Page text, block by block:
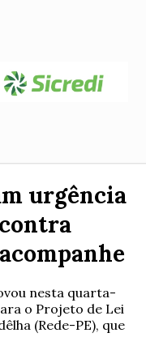
urgência
nesta quarta-
o Projeto de Lei
(Rede-PE), que